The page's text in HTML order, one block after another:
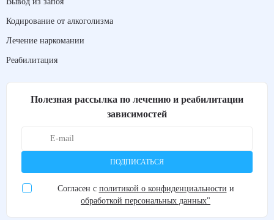
Кодирование от алкоголизма
Лечение наркомании
Реабилитация
Полезная рассылка по лечению и реабилитации
зависимостей
ПОДПИСАТЬСЯ
Согласен с политикой о конфиденциальности и
обработкой персональных данных"